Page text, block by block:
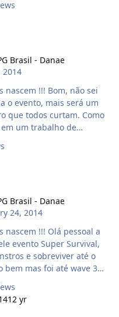
autoloot
!manatran on ?
comenta ae pessoal
o melhor comentário
Brasil - Danae
2014
Bom, não sei
o evento, mais será um
todos curtam. Como
tem restrição de
colocado um teleport
programado.
banco para cada wave
Brasil - Danae
24, 2014
Olá pessoal a
evento Super Survival,
e sobreviver até o
mas foi até wave 34+
sei até qual foi kk mas
a semana. E no
coliseu também com
12 yr